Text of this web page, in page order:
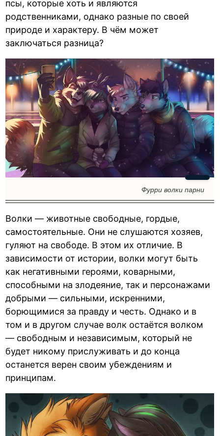
псы, которые хоть и являются
родственниками, однако разные по своей
природе и характеру. В чём может
заключаться разница?
Фурри волки парни
Волки — животные свободные, гордые,
самостоятельные. Они не слушаются хозяев,
гуляют на свободе. В этом их отличие. В
зависимости от истории, волки могут быть
как негативными героями, коварными,
способными на злодеяние, так и персонажами
добрыми — сильными, искренними,
борющимися за правду и честь. Однако и в
том и в другом случае волк остаётся волком
— свободным и независимым, который не
будет никому прислуживать и до конца
останется верен своим убеждениям и
принципам.